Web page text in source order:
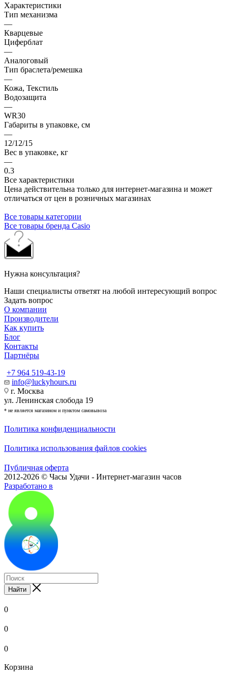
Характеристики
Тип механизма
—
Кварцевые
Циферблат
—
Аналоговый
Тип браслета/ремешка
—
Кожа, Текстиль
Водозащита
—
WR30
Габариты в упаковке, см
—
12/12/15
Вес в упаковке, кг
—
0.3
Все характеристики
Цена действительна только для интернет-магазина и может
отличаться от цен в розничных магазинах
Все товары категории
Все товары бренда Casio
Нужна консультация?
Наши специалисты ответят на любой интересующий вопрос
Задать вопрос
О компании
Производители
Как купить
Блог
Контакты
Партнёры
+7 964 519-43-19
info@luckyhours.ru
г. Москва
ул. Ленинская слобода 19
* не является магазином и пунктом самовывоза
Политика конфиденциальности
Политика использования файлов cookies
Публичная оферта
2012-2026 © Часы Удачи - Интернет-магазин часов
Разработано в
Найти
0
0
0
Корзина